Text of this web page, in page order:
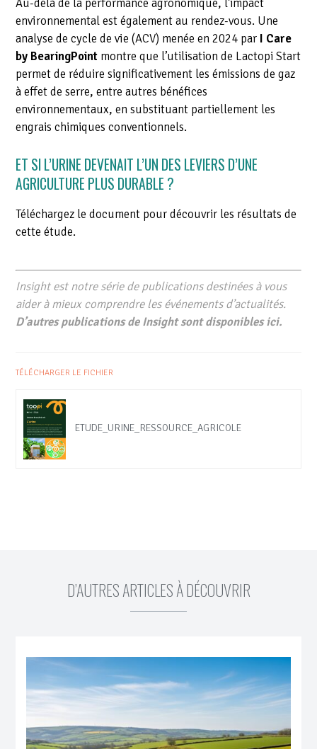
Au-delà de la performance agronomique, l’impact
environnemental est également au rendez-vous. Une
analyse de cycle de vie (ACV) menée en 2024 par I Care
by BearingPointmontre que l’utilisation de Lactopi Start
permet de réduire significativement les émissions de gaz
à effet de serre, entre autres bénéfices
environnementaux, en substituant partiellement les
engrais chimiques conventionnels.
ET SI L’URINE DEVENAIT L’UN DES LEVIERS D’UNE
AGRICULTURE PLUS DURABLE ?
Téléchargez le document pour découvrir les résultats de
cette étude.
Insight est notre série de publications destinées à vous
aider à mieux comprendre les événements d’actualités.
D’autres publications de Insight sont disponibles ici.
TÉLÉCHARGER LE FICHIER
ETUDE_URINE_RESSOURCE_AGRICOLE
D’AUTRES ARTICLES À DÉCOUVRIR